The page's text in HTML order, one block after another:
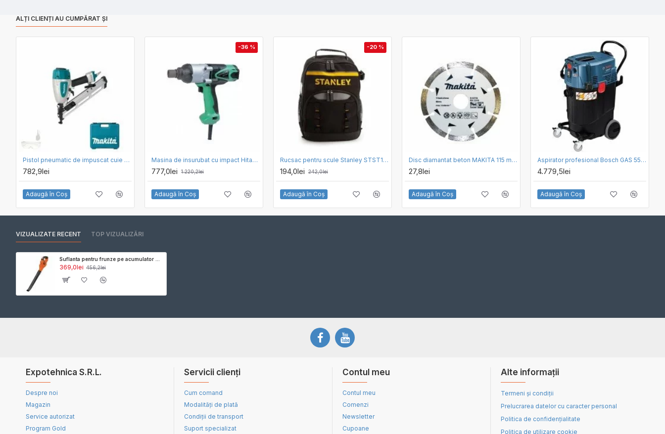
ALȚI CLIENȚI AU CUMPĂRAT ȘI
Pistol pneumatic de impuscat cuie cu jumatate de cap Makita AF635
782,9lei
Adaugă în Coş
-36 %
Masina de insurubat cu impact Hitachi WR 14VB
777,0lei 1.220,2lei
Adaugă în Coş
-20 %
Rucsac pentru scule Stanley STST1-72335, 35 x 16 x 44 cm
194,0lei 242,0lei
Adaugă în Coş
Disc diamantat beton MAKITA 115 mm D-52750
27,8lei
Adaugă în Coş
Aspirator profesional Bosch GAS 55 M AFC
4.779,5lei
Adaugă în Coş
VIZUALIZATE RECENT TOP VIZUALIZĂRI
369,0lei 456,2lei
Expotehnica S.R.L.
Despre noi
Magazin
Service autorizat
Program Gold
Servicii clienți
Cum comand
Modalități de plată
Condiții de transport
Suport specializat
Contul meu
Contul meu
Comenzi
Newsletter
Cupoane
Alte informații
Termeni și condiții
Prelucrarea datelor cu caracter personal
Politica de confidențialitate
Politica de utilizare cookie